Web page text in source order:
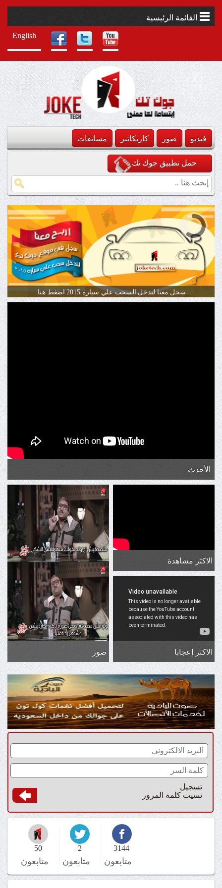
القائمة الرئيسية
English
فيديو صور كاريكاتير مسابقات
حمل تطبيق جوك تك
الأحدث
الاكثر مشاهدة
الاكثر إعجابا صور
تسجيل
نسيت كلمة المرور
50
متابعون
2
متابعون
3144
متابعون